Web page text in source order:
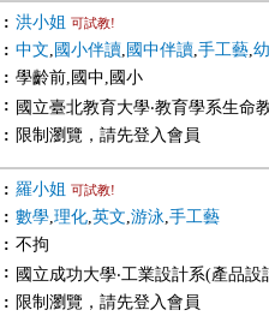
: 洪小姐 可試教!
: 中文, 國小伴讀, 國中伴讀,手工藝,
: 學齡前,國中,國小
: 國立臺北教育大學‧教育學系生命
: 限制瀏覽，請先登入會員
: 羅小姐 可試教!
: 數學,理化,英文,游泳,手工藝
: 不拘
: 國立成功大學‧工業設計系(產品設
: 限制瀏覽，請先登入會員